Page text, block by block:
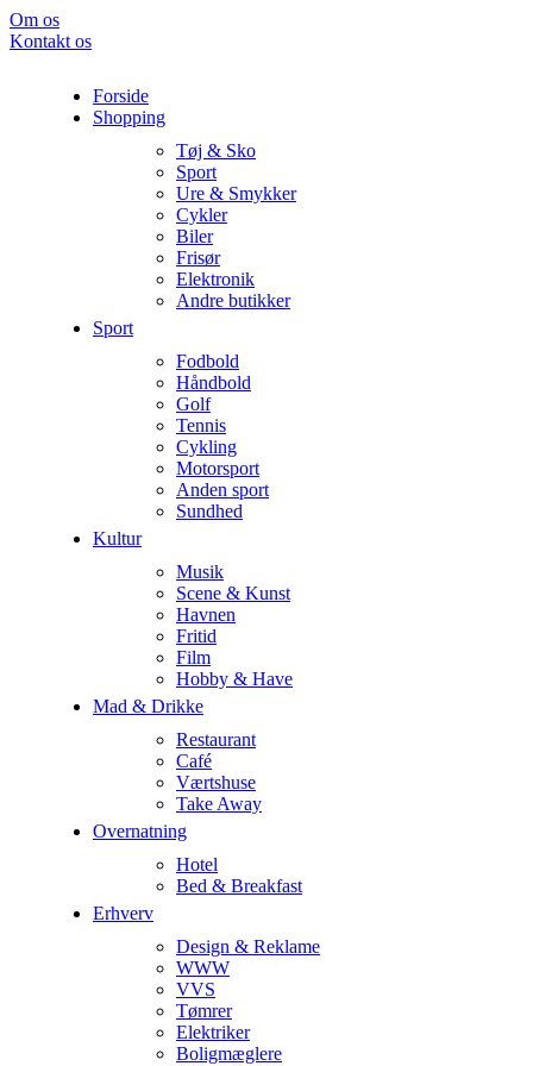
Om os
Kontakt os
Forside
Shopping
Tøj & Sko
Sport
Ure & Smykker
Cykler
Biler
Frisør
Elektronik
Andre butikker
Sport
Fodbold
Håndbold
Golf
Tennis
Cykling
Motorsport
Anden sport
Sundhed
Kultur
Musik
Scene & Kunst
Havnen
Fritid
Film
Hobby & Have
Mad & Drikke
Restaurant
Café
Værtshuse
Take Away
Overnatning
Hotel
Bed & Breakfast
Erhverv
Design & Reklame
WWW
VVS
Tømrer
Elektriker
Boligmæglere